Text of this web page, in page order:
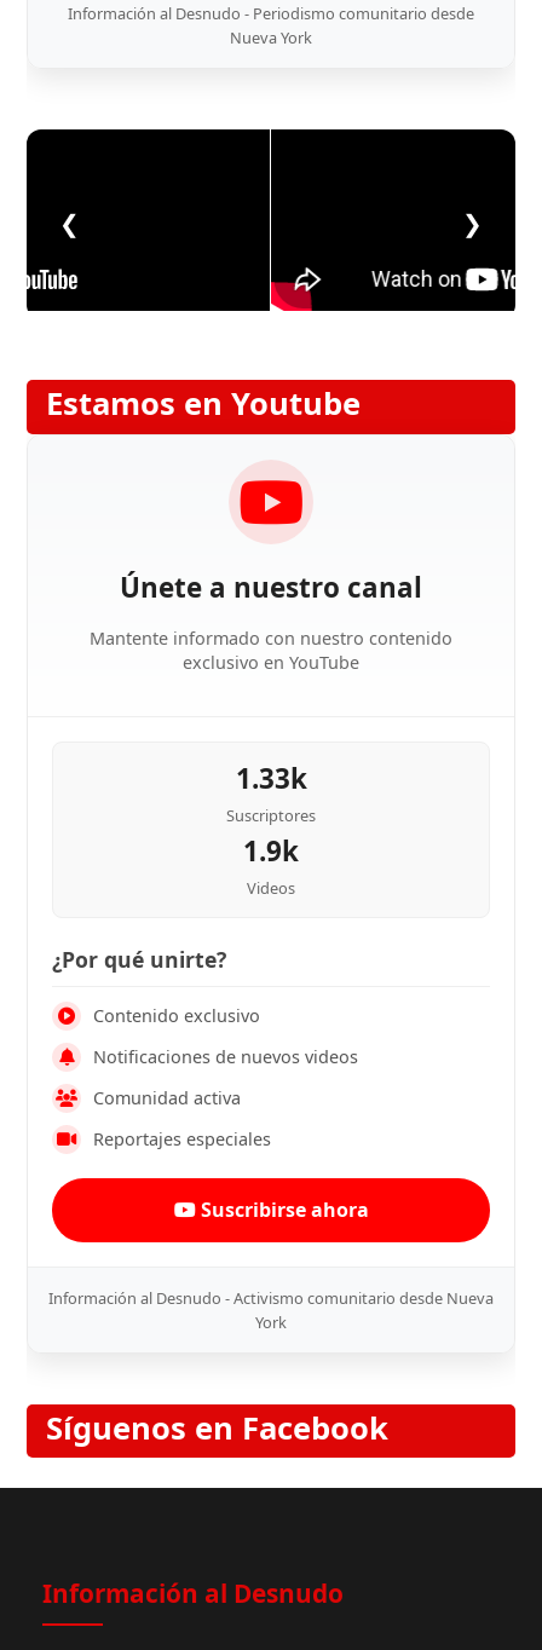
Información al Desnudo - Periodismo comunitario desde
Nueva York
❮ ❯
Estamos en Youtube
Únete a nuestro canal
Mantente informado con nuestro contenido
exclusivo en YouTube
1.33k
Suscriptores
1.9k
Videos
¿Por qué unirte?
Contenido exclusivo
Notificaciones de nuevos videos
Comunidad activa
Reportajes especiales
Suscribirse ahora
Información al Desnudo - Activismo comunitario desde Nueva
York
Síguenos en Facebook
Información al Desnudo